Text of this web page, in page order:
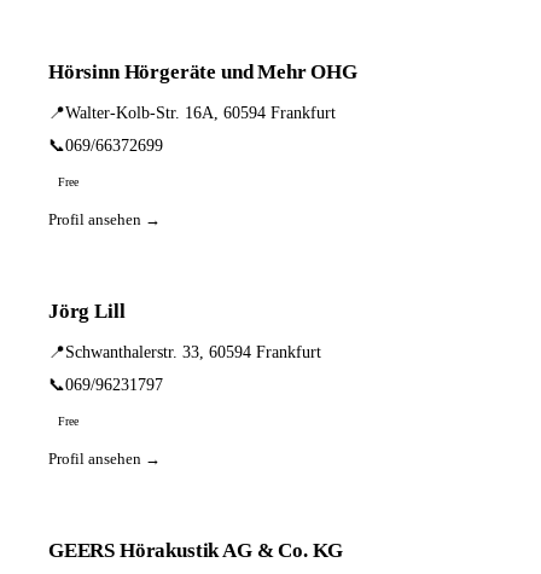
Hörsinn Hörgeräte und Mehr OHG
📍Walter-Kolb-Str. 16A, 60594 Frankfurt
📞069/66372699
Free
Profil ansehen →
Jörg Lill
📍Schwanthalerstr. 33, 60594 Frankfurt
📞069/96231797
Free
Profil ansehen →
GEERS Hörakustik AG & Co. KG